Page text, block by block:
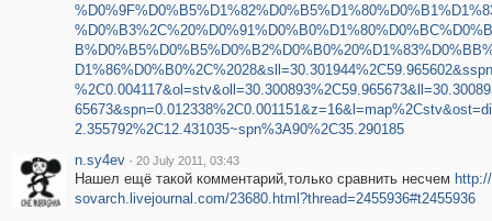
2.355792%2C12.431035~spn%3A90%2C35.290185
n.sy4ev · 20 July 2011, 03:43
Нашел ещё такой комментарий,только сравнить несчем
sovarch.livejournal.com/23680.html?thread=2455936#t2455936